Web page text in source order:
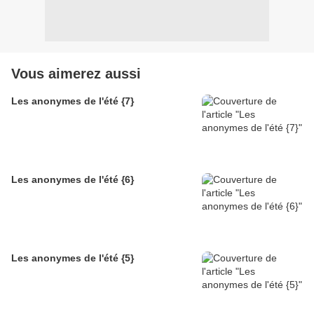
Vous aimerez aussi
Les anonymes de l'été {7}
Les anonymes de l'été {6}
Les anonymes de l'été {5}